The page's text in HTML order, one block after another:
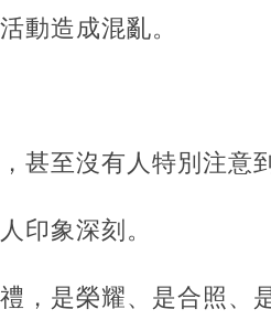
動造成混亂。
甚至沒有人特別注意
印象深刻。
，是榮耀、是合照、